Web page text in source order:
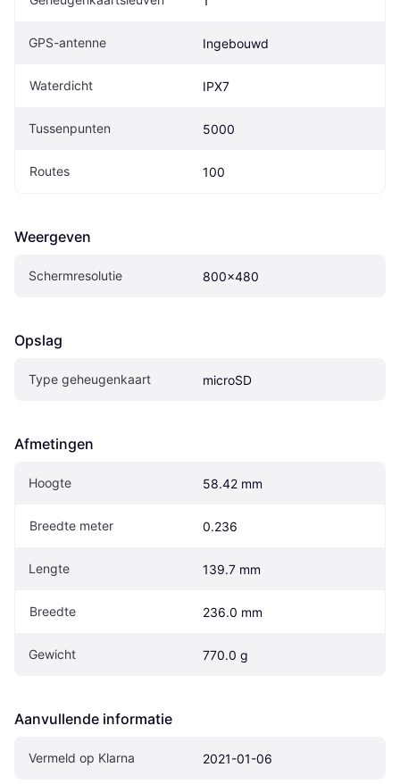
GPS-antenne Ingebouwd
Waterdicht IPX7
Tussenpunten 5000
Routes 100
Weergeven
Schermresolutie 800x480
Opslag
Type geheugenkaart microSD
Afmetingen
Hoogte 58.42 mm
Breedte meter 0.236
Lengte 139.7 mm
Breedte 236.0 mm
Gewicht 770.0 g
Aanvullende informatie
Vermeld op Klarna 2021-01-06